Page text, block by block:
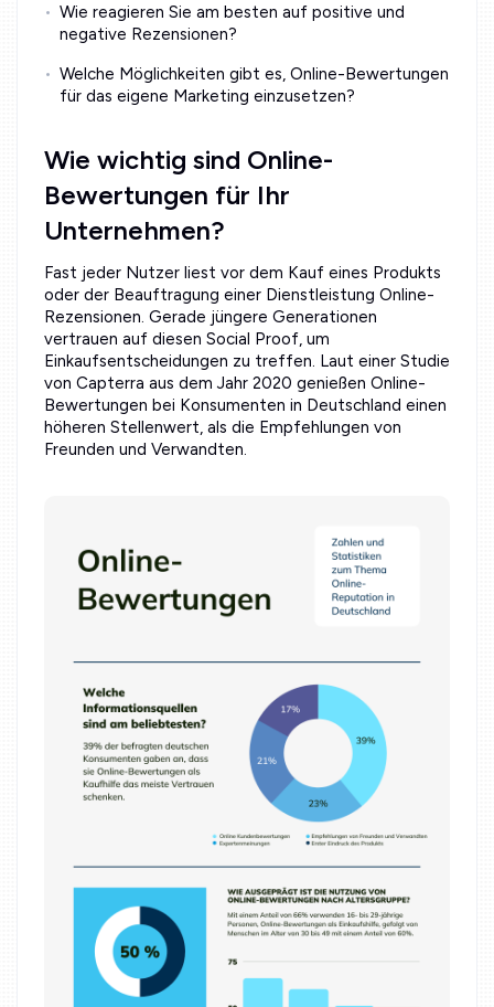
Wie reagieren Sie am besten auf positive und
negative Rezensionen?
Welche Möglichkeiten gibt es, Online-Bewertungen
für das eigene Marketing einzusetzen?
Wie wichtig sind Online-
Bewertungen für Ihr
Unternehmen?
Fast jeder Nutzer liest vor dem Kauf eines Produkts
oder der Beauftragung einer Dienstleistung Online-
Rezensionen. Gerade jüngere Generationen
vertrauen auf diesen Social Proof, um
Einkaufsentscheidungen zu treffen. Laut einer Studie
von Capterra aus dem Jahr 2020 genießen Online-
Bewertungen bei Konsumenten in Deutschland einen
höheren Stellenwert, als die Empfehlungen von
Freunden und Verwandten.